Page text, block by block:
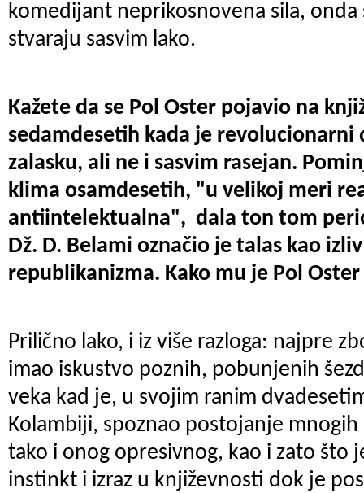
komedijant neprikosnovena sila, onda
stvaraju sasvim lako.
Kažete da se Pol Oster pojavio na
sedamdesetih kada je revolucionarni
zalasku, ali ne i sasvim rasejan.
klima osamdesetih, "u velikoj meri
antiintelektualna", dala ton tom
Dž. D. Belami označio je talas kao
republikanizma. Kako mu je Pol
Prilično lako, i iz više razloga: najpre
imao iskustvo poznih, pobunjenih
veka kad je, u svojim ranim
Kolambiji, spoznao postojanje mnogih
tako i onog opresivnog, kao i zato što
instinkt i izraz u književnosti dok je